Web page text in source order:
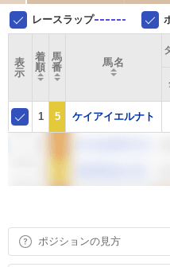
レースラップ
表
示
着
順
馬
番
馬名
1 5 ケイアイエルナト
ポジションの見方